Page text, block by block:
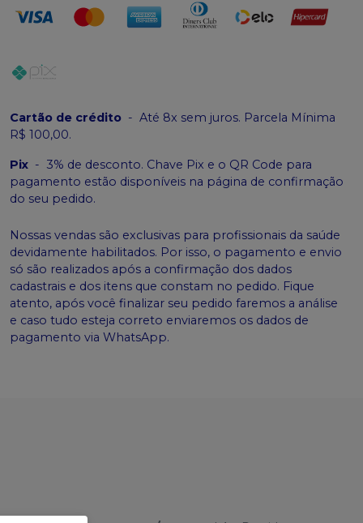
Cartão de crédito - Até 8x sem juros. Parcela Mínima
R$ 100,00.
Pix - 3% de desconto. Chave Pix e o QR Code para
pagamento estão disponíveis na página de confirmação
do seu pedido.
Nossas vendas são exclusivas para profissionais da saúde
devidamente habilitados. Por isso, o pagamento e envio
só são realizados após a confirmação dos dados
cadastrais e dos itens que constam no pedido. Fique
atento, após você finalizar seu pedido faremos a análise
e caso tudo esteja correto enviaremos os dados de
pagamento via WhatsApp.